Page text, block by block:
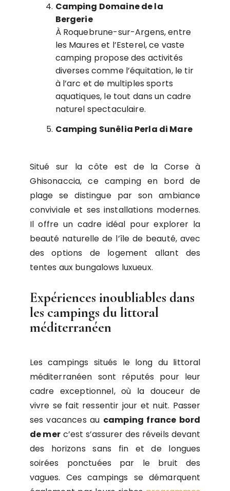
Camping Domaine de la
Bergerie
À Roquebrune-sur-Argens, entre
les Maures et l’Esterel, ce vaste
camping propose des activités
diverses comme l’équitation, le tir
à l’arc et de multiples sports
aquatiques, le tout dans un cadre
naturel spectaculaire.
Camping Sunêlia Perla di Mare
Situé sur la côte est de la Corse à
Ghisonaccia, ce camping en bord de
plage se distingue par son ambiance
conviviale et ses installations modernes.
Il offre un cadre idéal pour explorer la
beauté naturelle de l’île de beauté, avec
des options de logement allant des
tentes aux bungalows luxueux.
Expériences inoubliables dans
les campings du littoral
méditerranéen
Les campings situés le long du littoral
méditerranéen sont réputés pour leur
cadre exceptionnel, où la douceur de
vivre se fait ressentir jour et nuit. Passer
ses vacances au camping france bord
de merc’est s’assurer des réveils devant
des horizons sans fin et de longues
soirées ponctuées par le bruit des
vagues. Ces campings se démarquent